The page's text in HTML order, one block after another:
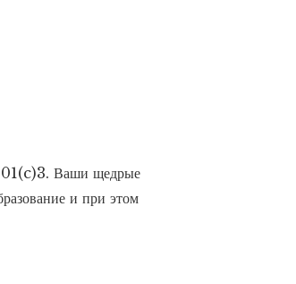
Ваши щедрые
и при этом